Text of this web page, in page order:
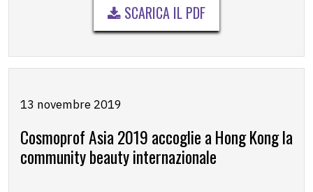
SCARICA IL PDF
13 novembre 2019
Cosmoprof Asia 2019 accoglie a Hong Kong la
community beauty internazionale